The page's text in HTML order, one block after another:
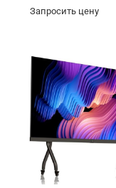
Запросить цену